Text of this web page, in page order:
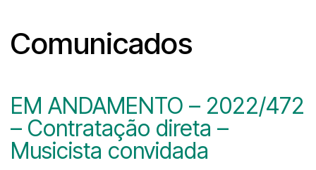
Comunicados
EM ANDAMENTO – 2022/472
– Contratação direta –
Musicista convidada